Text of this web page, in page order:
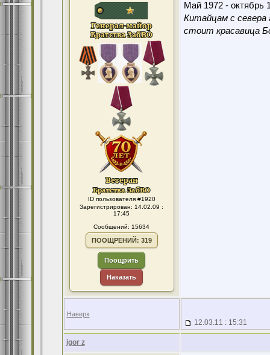
ID пользователя #1920
Зарегистрирован: 14.02.09 :
17:45
Сообщений: 15634
ПООЩРЕНИЙ: 319
Поощрить
Наказать
Май 1972 - октябрь
Китайцам с севера
стоит красавица
Наверх
12.03.11 : 15:31
igor z